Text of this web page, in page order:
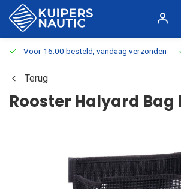
Voor 16:00 besteld, vandaag verzonden
Terug
Rooster Halyard Bag